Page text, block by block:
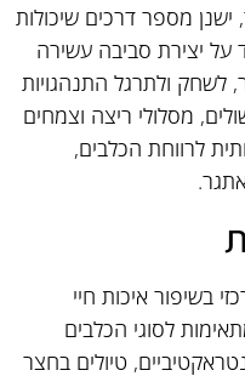
מספר דרכים שיכולות
על יצירת סביבה עשירה
לשחק ולתרגל התנהגויות
מסלולי ריצה וצמחים
לרווחת הכלבים,
בשיפור איכות חיי
לסוגי הכלבים
טיולים בחצר